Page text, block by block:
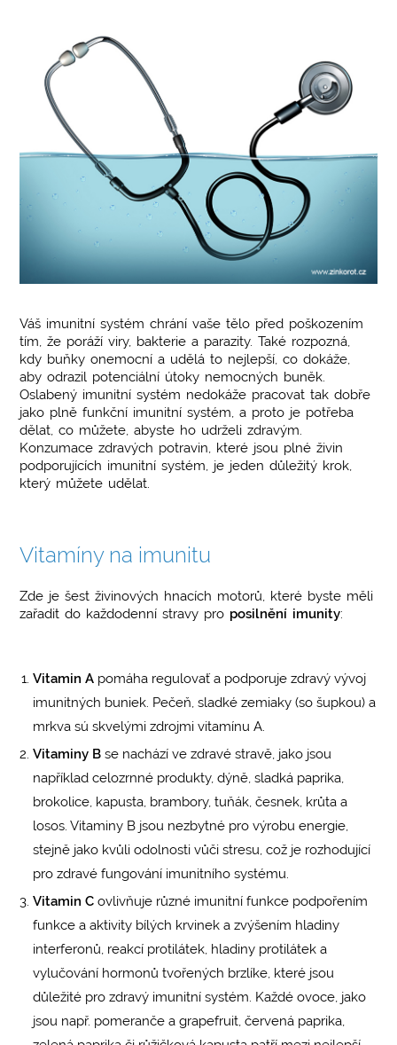
Váš imunitní systém chrání vaše tělo před poškozením
tím, že poráží viry, bakterie a parazity. Také rozpozná,
kdy buňky onemocní a udělá to nejlepší, co dokáže,
aby odrazil potenciální útoky nemocných buněk.
Oslabený imunitní systém nedokáže pracovat tak dobře
jako plně funkční imunitní systém, a proto je potřeba
dělat, co můžete, abyste ho udrželi zdravým.
Konzumace zdravých potravin, které jsou plné živin
podporujících imunitní systém, je jeden důležitý krok,
který můžete udělat.
Vitamíny na imunitu
Zde je šest živinových hnacích motorů, které byste měli
zařadit do každodenní stravy pro posilnění imunity:
Vitamin A pomáha regulovať a podporuje zdravý vývoj
imunitných buniek. Pečeň, sladké zemiaky (so šupkou) a
mrkva sú skvelými zdrojmi vitamínu A.
Vitaminy B se nachází ve zdravé stravě, jako jsou
například celozrnné produkty, dýně, sladká paprika,
brokolice, kapusta, brambory, tuňák, česnek, krůta a
losos. Vitaminy B jsou nezbytné pro výrobu energie,
stejně jako kvůli odolnosti vůči stresu, což je rozhodující
pro zdravé fungování imunitního systému.
Vitamin C ovlivňuje různé imunitní funkce podpořením
funkce a aktivity bílých krvinek a zvýšením hladiny
interferonů, reakcí protilátek, hladiny protilátek a
vylučování hormonů tvořených brzlíke, které jsou
důležité pro zdravý imunitní systém. Každé ovoce, jako
jsou např. pomeranče a grapefruit, červená paprika,